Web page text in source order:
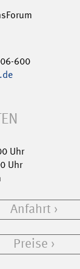
600
Uhr
Uhr
Anfahrt
Preise